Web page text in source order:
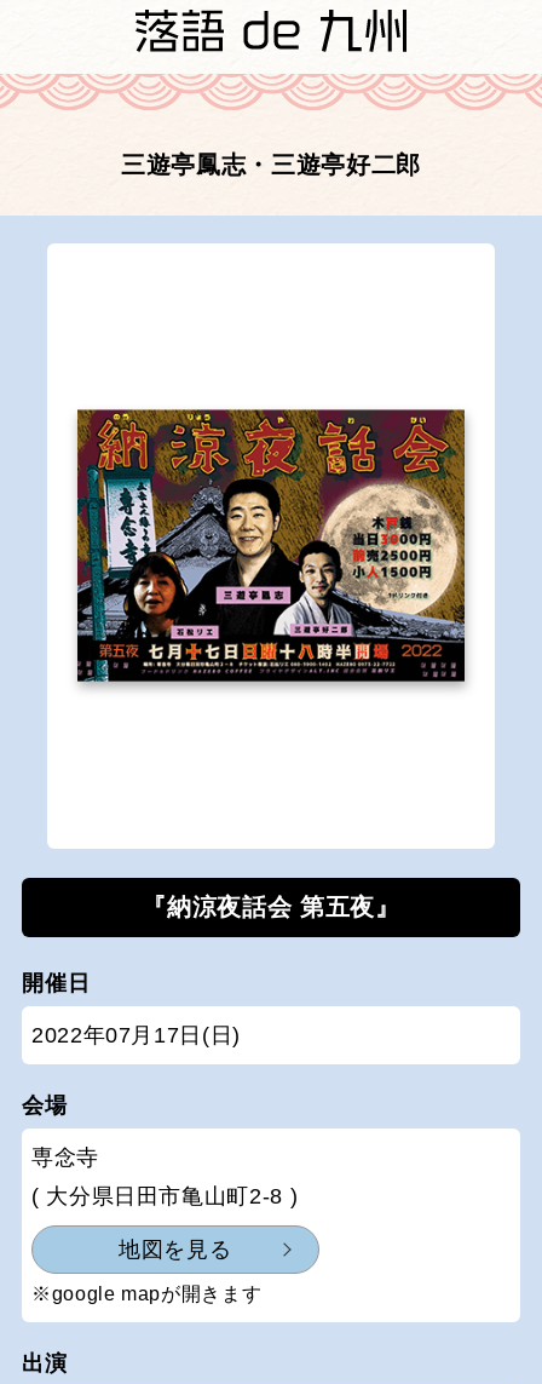
三遊亭鳳志・三遊亭好二郎
『納涼夜話会 第五夜』
開催日
2022年07月17日(日)
会場
専念寺
( 大分県日田市亀山町2-8 )
地図を見る
※google mapが開きます
出演